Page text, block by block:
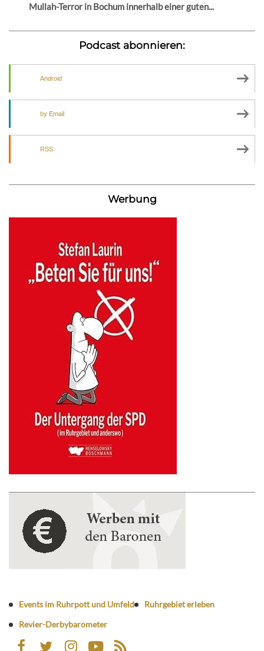
Mullah-Terror in Bochum innerhalb einer guten...
Podcast abonnieren:
Android
by Email
RSS
Werbung
Events im Ruhrpott und Umfeld
Ruhrgebiet erleben
Revier-Derbybarometer